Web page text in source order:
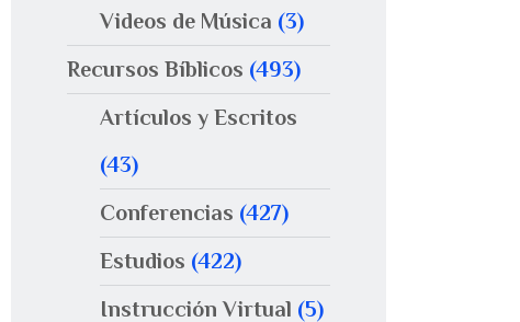
Videos de Música (3)
Recursos Bíblicos (493)
Artículos y Escritos
(43)
Conferencias (427)
Estudios (422)
Instrucción Virtual (5)